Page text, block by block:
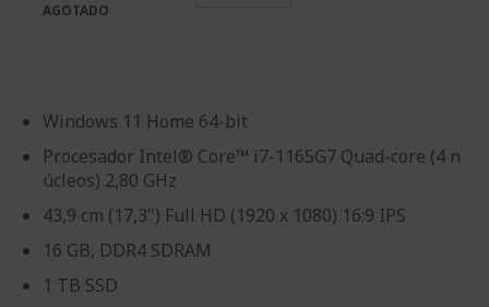
Windows 11 Home 64-bit
Procesador Intel® Core™ i7-1165G7 Quad-core (4 n
úcleos) 2,80 GHz
43,9 cm (17,3") Full HD (1920 x 1080) 16:9 IPS
16 GB, DDR4 SDRAM
1 TB SSD
AGOTADO